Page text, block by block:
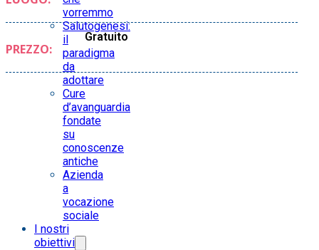
vorremmo
Salutogenesi:
il
paradigma
da
adottare
Cure
d’avanguardia
fondate
su
conoscenze
antiche
Azienda
a
vocazione
sociale
I nostri
obiettivi
PREZZO:
Gratuito